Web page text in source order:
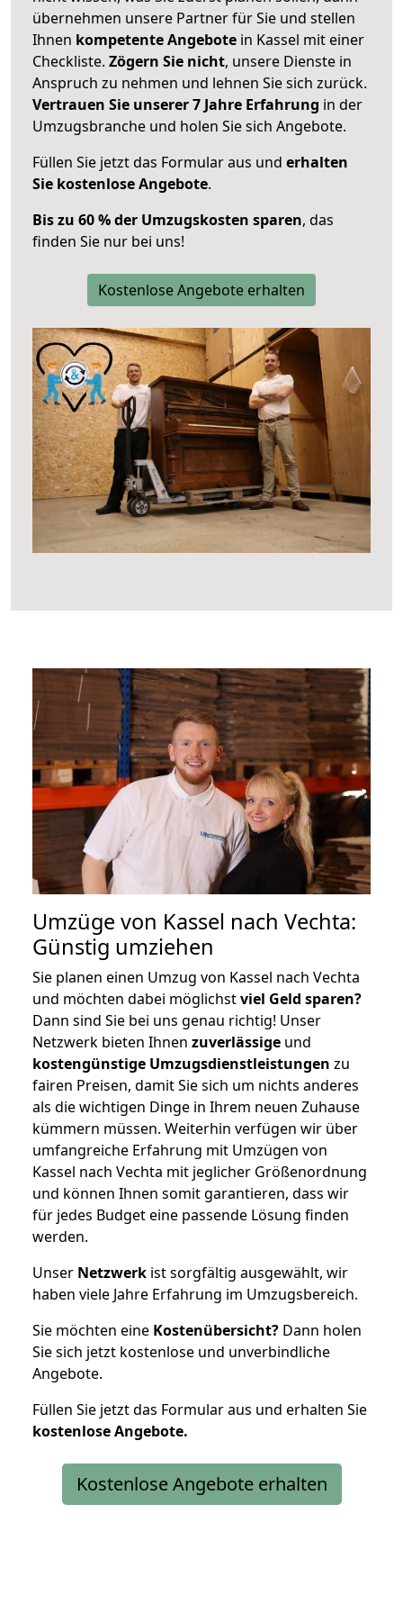
übernehmen unsere Partner für Sie und stellen
Ihnen kompetente Angebote in Kassel mit einer
Checkliste. Zögern Sie nicht, unsere Dienste in
Anspruch zu nehmen und lehnen Sie sich zurück.
Vertrauen Sie unserer 7 Jahre Erfahrung in der
Umzugsbranche und holen Sie sich Angebote.
Füllen Sie jetzt das Formular aus und erhalten
Sie kostenlose Angebote.
Bis zu 60 % der Umzugskosten sparen, das
finden Sie nur bei uns!
Kostenlose Angebote erhalten
Umzüge von Kassel nach Vechta:
Günstig umziehen
Sie planen einen Umzug von Kassel nach Vechta
und möchten dabei möglichstviel Geld sparen?
Dann sind Sie bei uns genau richtig! Unser
Netzwerk bieten Ihnen zuverlässige und
kostengünstige Umzugsdienstleistungen zu
fairen Preisen, damit Sie sich um nichts anderes
als die wichtigen Dinge in Ihrem neuen Zuhause
kümmern müssen. Weiterhin verfügen wir über
umfangreiche Erfahrung mit Umzügen von
Kassel nach Vechta mit jeglicher Größenordnung
und können Ihnen somit garantieren, dass wir
für jedes Budget eine passende Lösung finden
werden.
Unser Netzwerk ist sorgfältig ausgewählt, wir
haben viele Jahre Erfahrung im Umzugsbereich.
Sie möchten eine Kostenübersicht? Dann holen
Sie sich jetzt kostenlose und unverbindliche
Angebote.
Füllen Sie jetzt das Formular aus und erhalten Sie
kostenloseAngebote.
Kostenlose Angebote erhalten